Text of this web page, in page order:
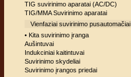
TIG suvirinimo aparatai (AC/DC)
TIG/MMA Suvirinimo aparatai
Vienfaziai suvirinimo pusautomačiai
• Kita suvirinimo įranga
Aušintuvai
Indukciniai kaitintuvai
Suvirinimo skydeliai
Suvirinimo įrangos priedai